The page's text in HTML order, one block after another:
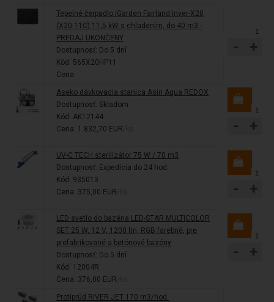
Tepelné čerpadlo iGarden Fairland Inver-X20
(X20-11C) 11,5 kW s chladením, do 40 m3 -
PREDAJ UKONČENÝ
Dostupnosť: Do 5 dní
Kód: 565X20HP11
Cena:
- +
Aseko dávkovacia stanica Asin Aqua REDOX
Dostupnosť: Skladom
Kód: AK12144
Cena: 1 832,70 EUR
- +
UV-C TECH sterilizátor 75 W / 70 m3
Dostupnosť: Expedícia do 24 hod.
Kód: 935013
Cena: 375,00 EUR
- +
LED svetlo do bazéna LED-STAR MULTICOLOR
SET 25 W, 12 V, 1200 lm, RGB farebné, pre
prefabrikované a betónové bazény
Dostupnosť: Do 5 dní
Kód: 12004R
Cena: 376,00 EUR
- +
Protiprúd RIVER JET 170 m3/hod.